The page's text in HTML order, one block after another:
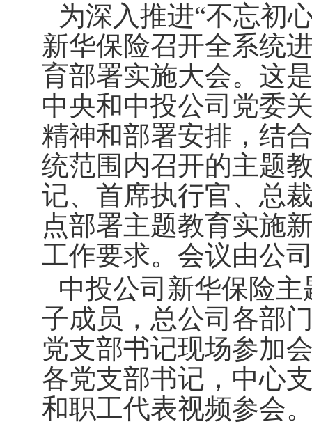
为深入推进“不忘初
新华保险召开全系统
育部署实施大会。这
中央和中投公司党委
精神和部署安排，结
统范围内召开的主题
记、首席执行官、总
点部署主题教育实施
工作要求。会议由公
中投公司新华保险
子成员，总公司各部
党支部书记现场参加
各党支部书记，中心
和职工代表视频参会